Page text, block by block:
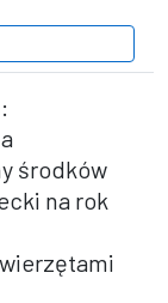
środków
na rok